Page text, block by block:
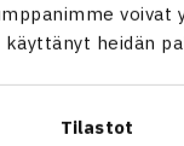
voivat
heidän
Tilastot